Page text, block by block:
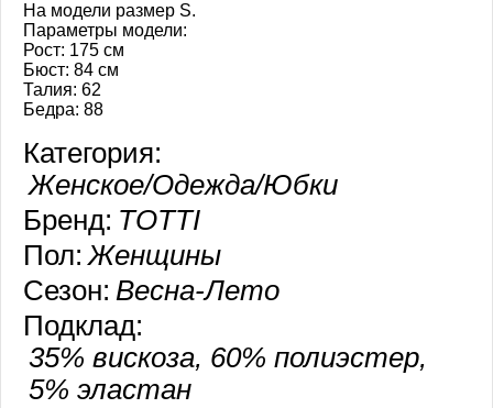
На модели размер S.
Параметры модели:
Рост: 175 см
Бюст: 84 см
Талия: 62
Бедра: 88
Категория:
Женское/Одежда/Юбки
Бренд: TOTTI
Пол: Женщины
Сезон: Весна-Лето
Подклад:
35% вискоза, 60% полиэстер,
5% эластан